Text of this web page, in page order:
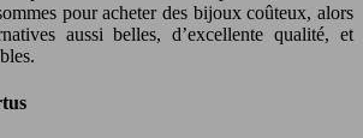
pour acheter des bijoux coûteux, alors
aussi belles, d’excellente qualité, et